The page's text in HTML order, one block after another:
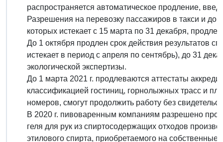
распространяется автоматическое продление,
Разрешения на перевозку пассажиров в такси и
которых истекает с 15 марта по 31 декабря,
До 1 октября продлен срок действия результатов
истекает в период с апреля по сентябрь), до 31
экологической экспертизы.
До 1 марта 2021 г. продлеваются аттестаты
классификацией гостиниц, горнолыжных трасс и
номеров, смогут продолжить работу без
В 2020 г. пивоваренным компаниям разрешено
геля для рук из спиртосодержащих отходов
этилового спирта, приобретаемого на